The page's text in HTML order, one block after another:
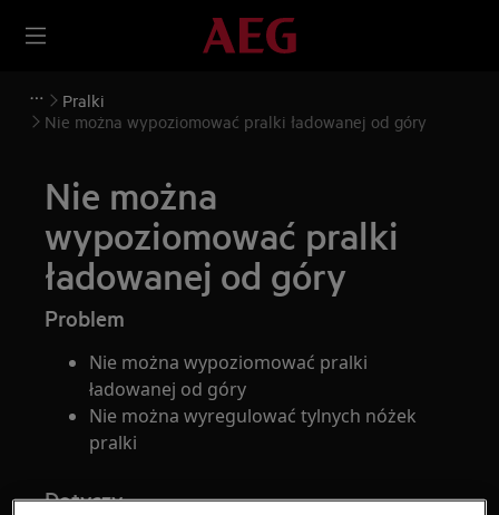
Pralki
Nie można wypoziomować pralki ładowanej od góry
Nie można
wypoziomować pralki
ładowanej od góry
Problem
Nie można wypoziomować pralki
ładowanej od góry
Nie można wyregulować tylnych nóżek
pralki
Dotyczy